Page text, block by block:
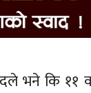
भने कि ११